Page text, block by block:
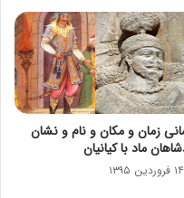
زمان و مکان و نام و نشان
ماد با کیانیان
۱۴ فروردین ۱۳۹۵